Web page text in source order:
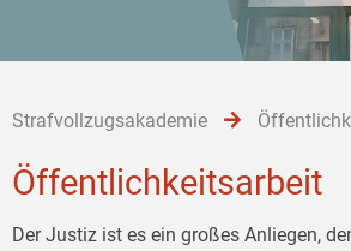
Strafvollzugsakademie
Öffentlichkeitsarbeit
Der Justiz ist es ein großes Anliegen,